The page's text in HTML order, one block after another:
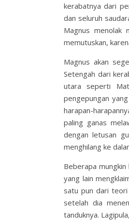
kerabatnya dari
dan seluruh
Magnus menolak
memutuskan,
Magnus akan
Setengah dari
utara seperti
pengepungan
harapan-
paling ganas
dengan letusan
menghilang ke
Beberapa
yang lain
satu pun dari
setelah dia
tanduknya.